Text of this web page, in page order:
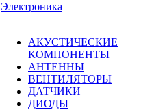
Электроника
АКУСТИЧЕСКИЕ
КОМПОНЕНТЫ
АНТЕННЫ
ВЕНТИЛЯТОРЫ
ДАТЧИКИ
ДИОДЫ